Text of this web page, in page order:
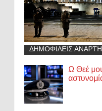
ΔΗΜΟΦΙΛΕΙΣ
Ω Θεέ